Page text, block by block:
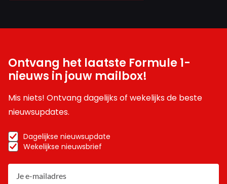
Ontvang het laatste Formule 1-
nieuws in jouw mailbox!
Mis niets! Ontvang dagelijks of wekelijks de beste
nieuwsupdates.
Dagelijkse nieuwsupdate
Wekelijkse nieuwsbrief